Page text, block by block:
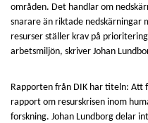
områden. Det handlar om
snarare än riktade nedskärningar
resurser ställer krav på
arbetsmiljön, skriver Johan
Rapporten från DIK har titeln: Att
rapport om resurskrisen inom
forskning. Johan Lundborg delar